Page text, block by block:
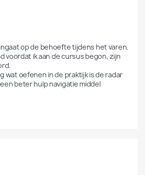
op de behoefte tijdens het varen.
voordat ik aan de cursus begon, zijn
wat oefenen in de praktijk is de radar
beter hulp navigatie middel